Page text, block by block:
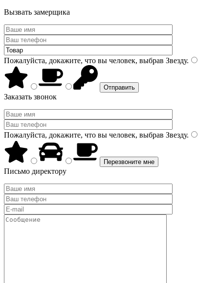
Вызвать замерщика
Пожалуйста, докажите, что вы человек, выбрав Звезду.
Заказать звонок
Пожалуйста, докажите, что вы человек, выбрав Звезду.
Письмо директору